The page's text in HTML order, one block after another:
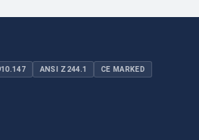
ANSI Z244.1 CE MARKED